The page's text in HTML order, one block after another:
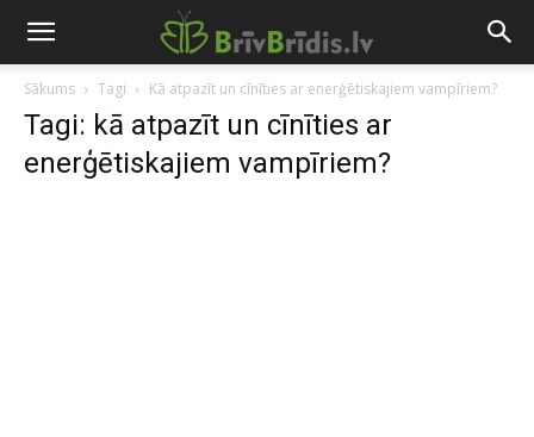
Sākums Tagi Kā atpazīt un cīnīties ar enerģētiskajiem vampīriem?
Tagi: kā atpazīt un cīnīties ar
enerģētiskajiem vampīriem?